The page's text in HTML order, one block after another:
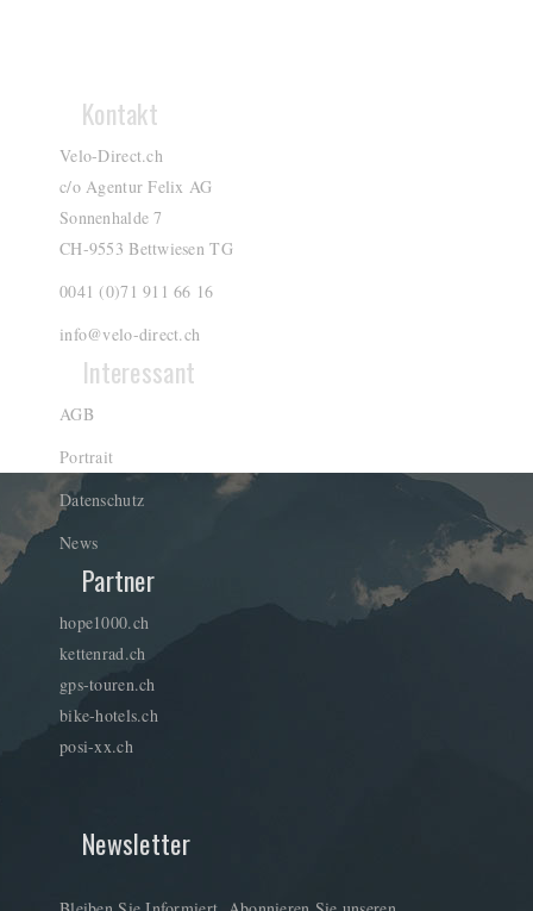
Kontakt
Velo-Direct.ch
c/o Agentur Felix AG
Sonnenhalde 7
CH-9553 Bettwiesen TG
0041 (0)71 911 66 16
info@velo-direct.ch
Interessant
AGB
Portrait
Datenschutz
News
Partner
hope1000.ch
kettenrad.ch
gps-touren.ch
bike-hotels.ch
posi-xx.ch
Newsletter